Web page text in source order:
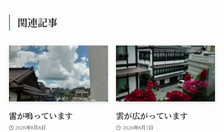
関連記事
雷が鳴っています
2026年8月8日
雲が広がっています
2026年8月7日